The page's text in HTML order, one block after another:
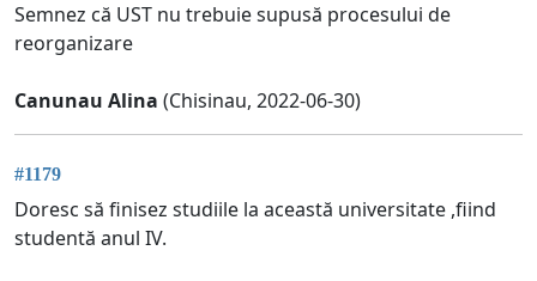
Semnez că UST nu trebuie supusă procesului de
reorganizare
Canunau Alina (Chisinau, 2022-06-30)
#1179
Doresc să finisez studiile la această universitate ,fiind
studentă anul IV.